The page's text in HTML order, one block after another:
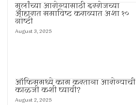
मुलांच्या आरोग्यासाठी दररोजच्या
आहारात समाविष्ट कराव्यात अशा १०
गोष्टी
August 3, 2025
ऑफिसमध्ये काम करताना आरोग्याची
काळजी कशी घ्यावी?
August 2, 2025